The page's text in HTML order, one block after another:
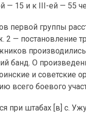
— 15 и к III-ей — 55
первой группы
2 — постановление
банд. О
и советские
всего боевого
при штабах [в] с.